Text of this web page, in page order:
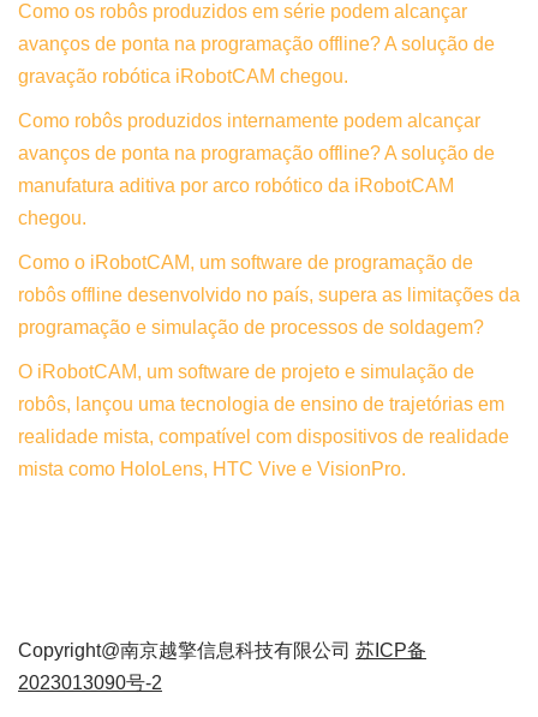
Como os robôs produzidos em série podem alcançar
avanços de ponta na programação offline? A solução de
gravação robótica iRobotCAM chegou.
Como robôs produzidos internamente podem alcançar
avanços de ponta na programação offline? A solução de
manufatura aditiva por arco robótico da iRobotCAM
chegou.
Como o iRobotCAM, um software de programação de
robôs offline desenvolvido no país, supera as limitações da
programação e simulação de processos de soldagem?
O iRobotCAM, um software de projeto e simulação de
robôs, lançou uma tecnologia de ensino de trajetórias em
realidade mista, compatível com dispositivos de realidade
mista como HoloLens, HTC Vive e VisionPro.
Copyright@南京越擎信息科技有限公司 苏ICP备
2023013090号-2